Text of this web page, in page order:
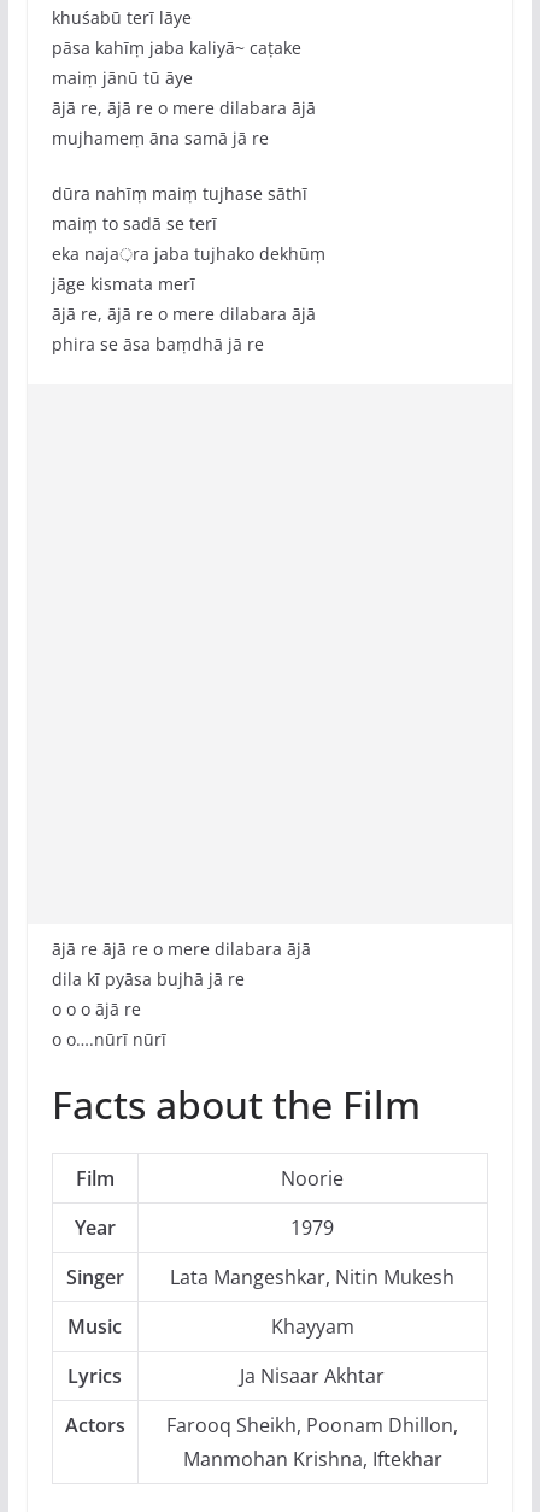
khuśabū terī lāye
pāsa kahīṃ jaba kaliyā~ caṭake
maiṃ jānū tū āye
ājā re, ājā re o mere dilabara ājā
mujhameṃ āna samā jā re
dūra nahīṃ maiṃ tujhase sāthī
maiṃ to sadā se terī
eka naja़ra jaba tujhako dekhūṃ
jāge kismata merī
ājā re, ājā re o mere dilabara ājā
phira se āsa baṃdhā jā re
ājā re ājā re o mere dilabara ājā
dila kī pyāsa bujhā jā re
o o o ājā re
o o….nūrī nūrī
Facts about the Film
Film
Noorie
Year
1979
Singer
Lata Mangeshkar, Nitin Mukesh
Music
Khayyam
Lyrics
Ja Nisaar Akhtar
Actors
Farooq Sheikh, Poonam Dhillon,
Manmohan Krishna, Iftekhar